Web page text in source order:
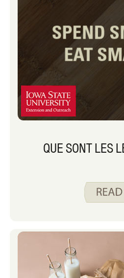
dans la
QUE SONT LES